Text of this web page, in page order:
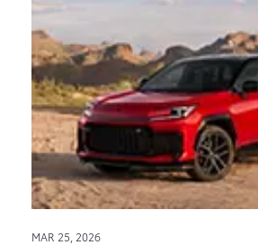
MAR 25, 2026